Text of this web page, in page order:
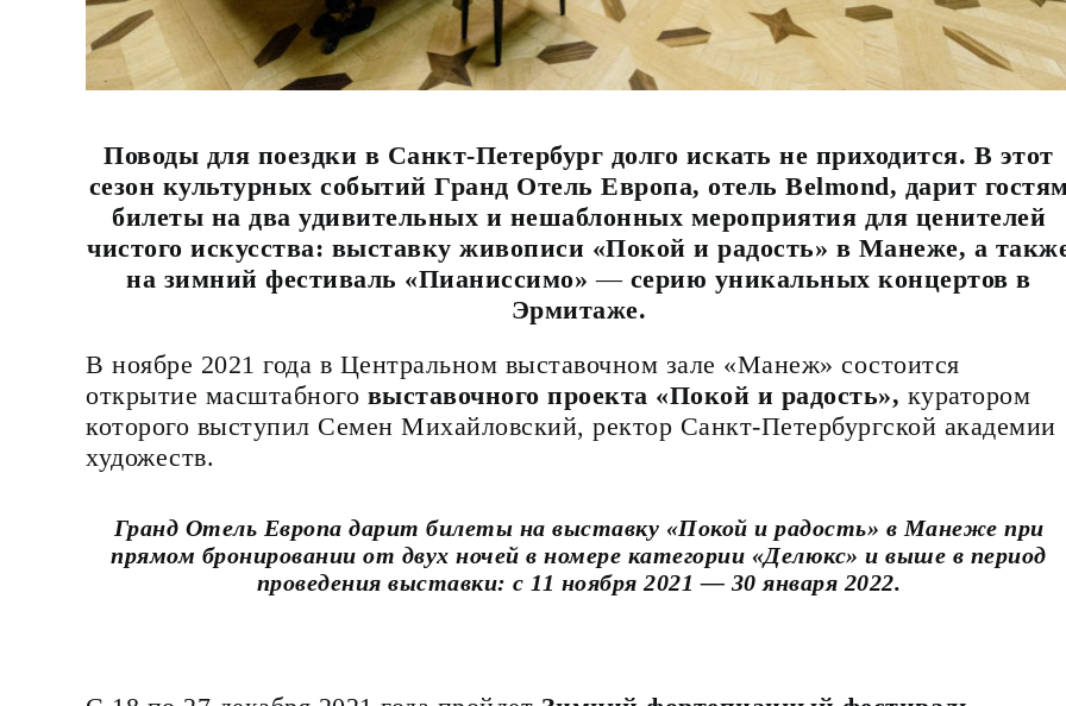
Поводы для поездки в Санкт-Петербург долго искать не приходится. В этот
сезон культурных событий Гранд Отель Европа, отель Belmond, дарит
билеты на два удивительных и нешаблонных мероприятия для ценителей
чистого искусства: выставку живописи «Покой и радость» в Манеже, а
на зимний фестиваль «Пианиссимо»— серию уникальных концертов в
Эрмитаже.
В ноябре 2021 года в Центральном выставочном зале «Манеж» состоится
открытие масштабного выставочного проекта «Покой и радость», куратором
которого выступил Семен Михайловский, ректор Санкт-Петербургской академии
художеств.
Гранд Отель Европа даритбилеты на выставку «Покой и радость» в Манеже при
прямом бронировании от двух ночей в номере категории «Делюкс» и выше в период
проведения выставки: с 11 ноября 2021 — 30 января 2022.